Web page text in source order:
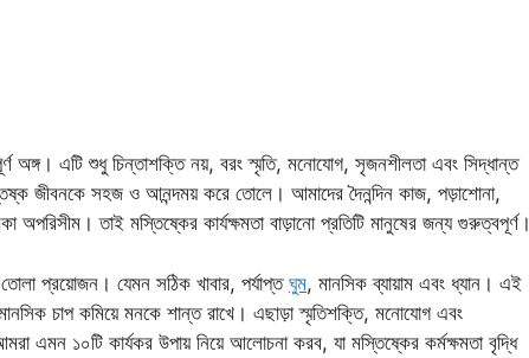
অঙ্গ। এটি শুধু চিন্তাশক্তি নয়, বরং স্মৃতি, মনোযোগ, সৃজনশীলতা এবং সিদ্ধান্ত
জীবনকে সহজ ও আনন্দময় করে তোলে। আমাদের দৈনন্দিন কাজ, পড়াশোনা,
তাই মস্তিষ্কের কার্যক্ষমতা বাড়ানো প্রতিটি মানুষের জন্য গুরুত্বপূর্ণ।
প্রয়োজন। যেমন সঠিক খাবার, পর্যাপ্তঘুম, মানসিক ব্যায়াম এবং ধ্যান। এই
চাপ কমিয়ে মনকে শান্ত রাখে। এছাড়া স্মৃতিশক্তি, মনোযোগ এবং
এমন ১০টি কার্যকর উপায় নিয়ে আলোচনা করব, যা মস্তিষ্কের কর্মক্ষমতা বৃদ্ধি